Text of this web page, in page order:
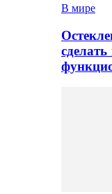
В мире